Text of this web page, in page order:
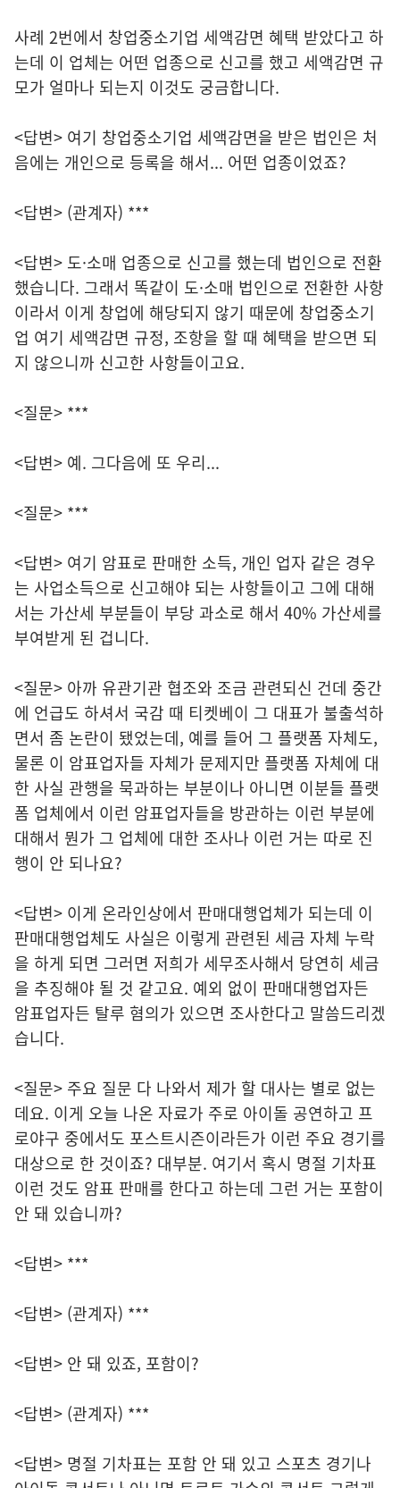
사례 2번에서 창업중소기업 세액감면 혜택 받았다고 하
는데 이 업체는 어떤 업종으로 신고를 했고 세액감면 규
모가 얼마나 되는지 이것도 궁금합니다.
<답변> 여기 창업중소기업 세액감면을 받은 법인은 처
음에는 개인으로 등록을 해서... 어떤 업종이었죠?
<답변> (관계자) ***
<답변> 도·소매 업종으로 신고를 했는데 법인으로 전환
했습니다. 그래서 똑같이 도·소매 법인으로 전환한 사항
이라서 이게 창업에 해당되지 않기 때문에 창업중소기
업 여기 세액감면 규정, 조항을 할 때 혜택을 받으면 되
지 않으니까 신고한 사항들이고요.
<질문> ***
<답변> 예. 그다음에 또 우리...
<질문> ***
<답변> 여기 암표로 판매한 소득, 개인 업자 같은 경우
는 사업소득으로 신고해야 되는 사항들이고 그에 대해
서는 가산세 부분들이 부당 과소로 해서 40% 가산세를
부여받게 된 겁니다.
<질문> 아까 유관기관 협조와 조금 관련되신 건데 중간
에 언급도 하셔서 국감 때 티켓베이 그 대표가 불출석하
면서 좀 논란이 됐었는데, 예를 들어 그 플랫폼 자체도,
물론 이 암표업자들 자체가 문제지만 플랫폼 자체에 대
한 사실 관행을 묵과하는 부분이나 아니면 이분들 플랫
폼 업체에서 이런 암표업자들을 방관하는 이런 부분에
대해서 뭔가 그 업체에 대한 조사나 이런 거는 따로 진
행이 안 되나요?
<답변> 이게 온라인상에서 판매대행업체가 되는데 이
판매대행업체도 사실은 이렇게 관련된 세금 자체 누락
을 하게 되면 그러면 저희가 세무조사해서 당연히 세금
을 추징해야 될 것 같고요. 예외 없이 판매대행업자든
암표업자든 탈루 혐의가 있으면 조사한다고 말씀드리겠
습니다.
<질문> 주요 질문 다 나와서 제가 할 대사는 별로 없는
데요. 이게 오늘 나온 자료가 주로 아이돌 공연하고 프
로야구 중에서도 포스트시즌이라든가 이런 주요 경기를
대상으로 한 것이죠? 대부분. 여기서 혹시 명절 기차표
이런 것도 암표 판매를 한다고 하는데 그런 거는 포함이
안 돼 있습니까?
<답변> ***
<답변> (관계자) ***
<답변> 안 돼 있죠, 포함이?
<답변> (관계자) ***
<답변> 명절 기차표는 포함 안 돼 있고 스포츠 경기나